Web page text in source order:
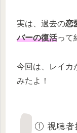
実は、過去の恋
バーの復活って
今回は、レイカ
みたよ！
① 視聴者